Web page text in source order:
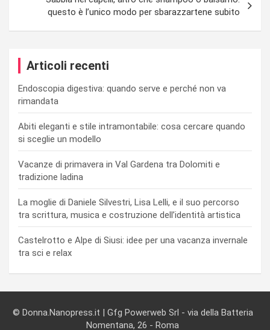
questo è l’unico modo per sbarazzartene subito
Articoli recenti
Endoscopia digestiva: quando serve e perché non va
rimandata
Abiti eleganti e stile intramontabile: cosa cercare quando
si sceglie un modello
Vacanze di primavera in Val Gardena tra Dolomiti e
tradizione ladina
La moglie di Daniele Silvestri, Lisa Lelli, e il suo percorso
tra scrittura, musica e costruzione dell’identità artistica
Castelrotto e Alpe di Siusi: idee per una vacanza invernale
tra sci e relax
© Donna.Nanopress.it | Gfg Powerweb Srl - via della Batteria
Nomentana, 26 - Roma